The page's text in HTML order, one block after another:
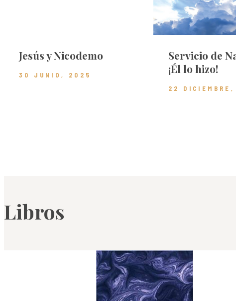
Jesús y Nicodemo
30 JUNIO, 2025
Servicio de
¡Él lo hizo!
22
Libros